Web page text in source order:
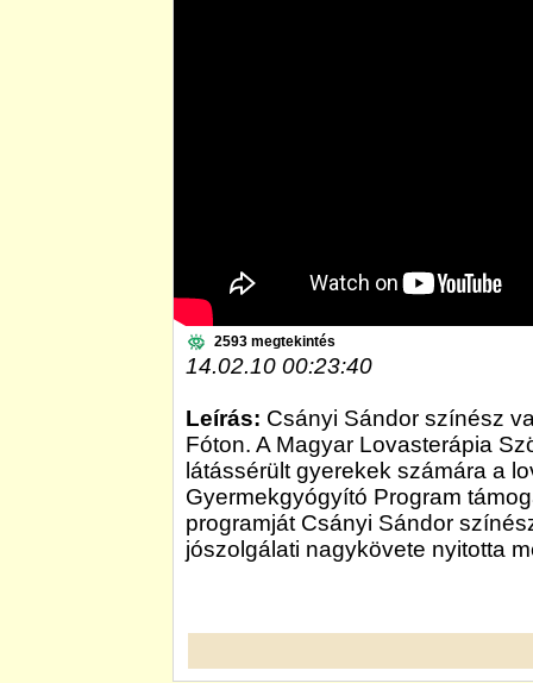
2593 megtekintés
14.02.10 00:23:40
Leírás: Csányi Sándor színész
Fóton. A Magyar Lovasterápia
látássérült gyerekek számára a
Gyermekgyógyító Program
programját Csányi Sándor
jószolgálati nagykövete nyitotta